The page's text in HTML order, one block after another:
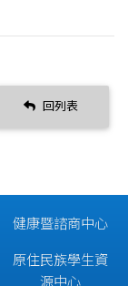
回列表
健康暨諮商中心
原住民族學生資
源中心